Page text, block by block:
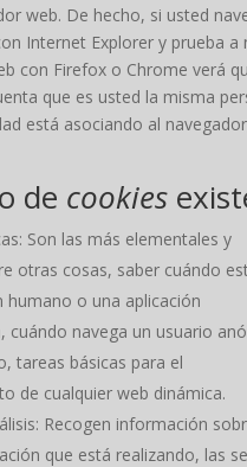
web. De hecho, si usted
Internet Explorer y prueba a
con Firefox o Chrome verá
que es usted la misma
está asociando al
de cookies
Son las más elementales y
otras cosas, saber cuándo
humano o una aplicación
cuándo navega un usuario
tareas básicas para el
de cualquier web dinámica.
Recogen información
que está realizando, las